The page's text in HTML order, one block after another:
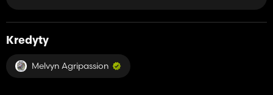
Kredyty
Melvyn Agripassion